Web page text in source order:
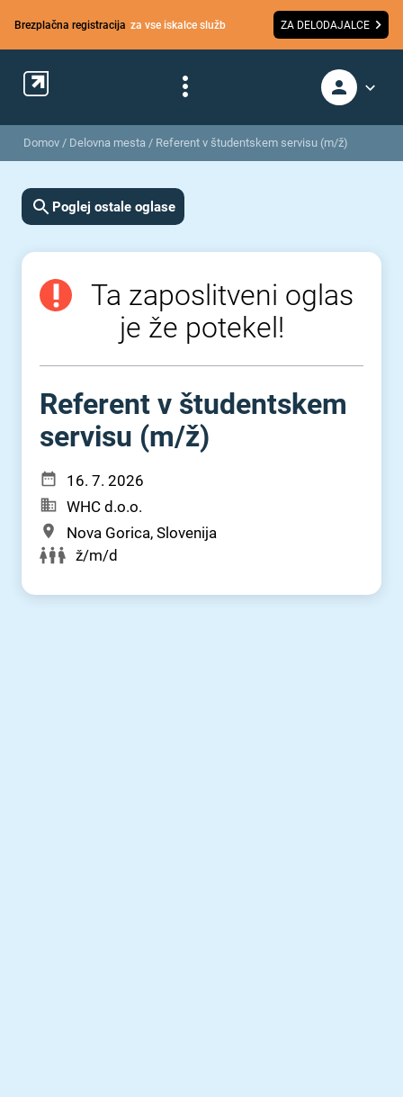
Brezplačna registracija za vse iskalce služb ZA DELODAJALCE
Domov / Delovna mesta / Referent v študentskem servisu (m/ž)
Poglej ostale oglase
Ta zaposlitveni oglas
je že potekel!
Referent v študentskem
servisu (m⁠/⁠ž)
16. 7. 2026
WHC d.o.o.
Nova Gorica, Slovenija
ž/m/d